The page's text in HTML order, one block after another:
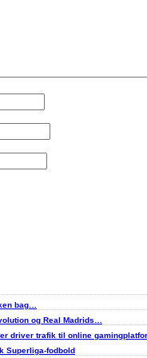
bag…
og Real Madrids…
driver trafik til online
Superliga-fodbold